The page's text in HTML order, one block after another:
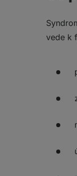
vede k